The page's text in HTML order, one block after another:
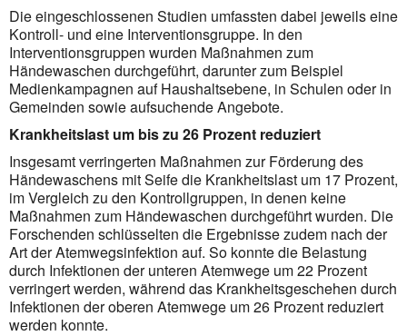
Die eingeschlossenen Studien umfassten dabei jeweils eine
Kontroll- und eine Interventionsgruppe. In den
Interventionsgruppen wurden Maßnahmen zum
Händewaschen durchgeführt, darunter zum Beispiel
Medienkampagnen auf Haushaltsebene, in Schulen oder in
Gemeinden sowie aufsuchende Angebote.
Krankheitslast um bis zu 26 Prozent reduziert
Insgesamt verringerten Maßnahmen zur Förderung des
Händewaschens mit Seife die Krankheitslast um 17 Prozent,
im Vergleich zu den Kontrollgruppen, in denen keine
Maßnahmen zum Händewaschen durchgeführt wurden. Die
Forschenden schlüsselten die Ergebnisse zudem nach der
Art der Atemwegsinfektion auf. So konnte die Belastung
durch Infektionen der unteren Atemwege um 22 Prozent
verringert werden, während das Krankheitsgeschehen durch
Infektionen der oberen Atemwege um 26 Prozent reduziert
werden konnte.